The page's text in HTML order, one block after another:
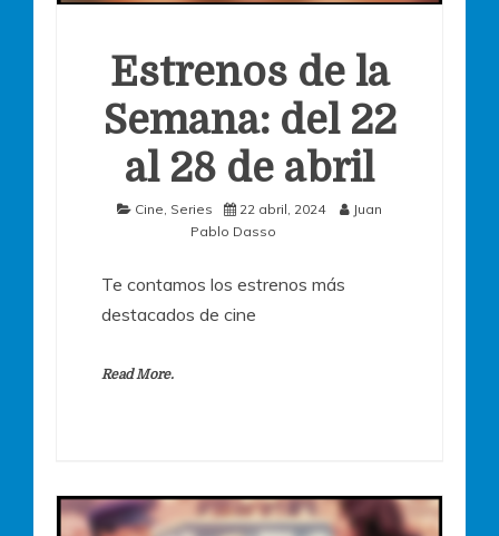
Estrenos de la
Semana: del 22
al 28 de abril
Cine Series 22 abril, 2024
Juan
Pablo Dasso
Te contamos los estrenos más
destacados de cine
Read More.